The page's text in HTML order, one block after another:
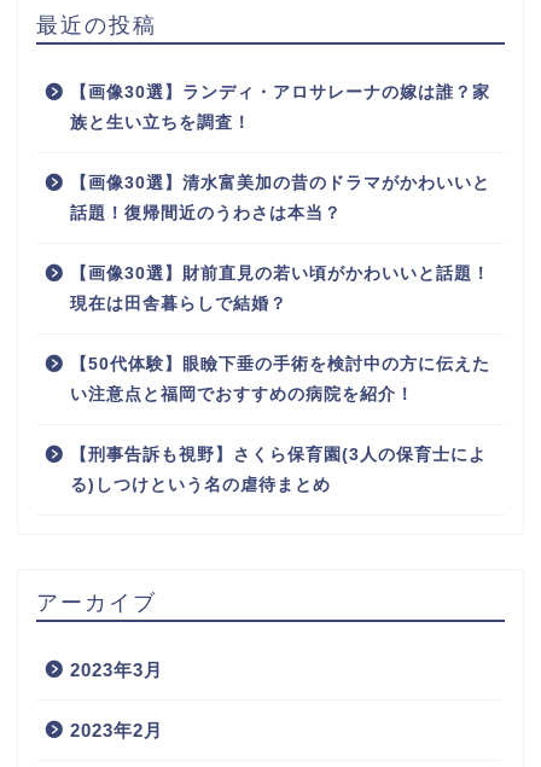
最近の投稿
【画像30選】ランディ・アロサレーナの嫁は誰？家
族と生い立ちを調査！
【画像30選】清水富美加の昔のドラマがかわいいと
話題！復帰間近のうわさは本当？
【画像30選】財前直見の若い頃がかわいいと話題！
現在は田舎暮らしで結婚？
【50代体験】眼瞼下垂の手術を検討中の方に伝えた
い注意点と福岡でおすすめの病院を紹介！
【刑事告訴も視野】さくら保育園(3人の保育士によ
る)しつけという名の虐待まとめ
アーカイブ
2023年3月
2023年2月